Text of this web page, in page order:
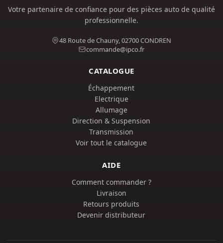
Votre partenaire de confiance pour des pièces auto de qualité
professionnelle.
48 Route de Chauny, 02700 CONDREN
commande@ipco.fr
CATALOGUE
Échappement
Electrique
Allumage
Direction & Suspension
Transmission
Voir tout le catalogue
AIDE
Comment commander ?
Livraison
Retours produits
Devenir distributeur